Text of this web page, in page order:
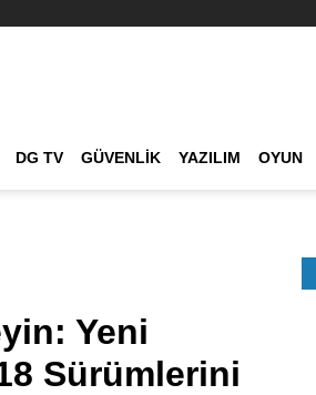
DG TV GÜVENLIK YAZILIM OYUN
Yeni
Sürümlerini